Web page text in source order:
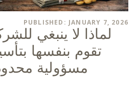
PUBLISHED: JANUARY 7, 2026
لماذا لا ينبغي
تقوم بنفسها
مسؤولية